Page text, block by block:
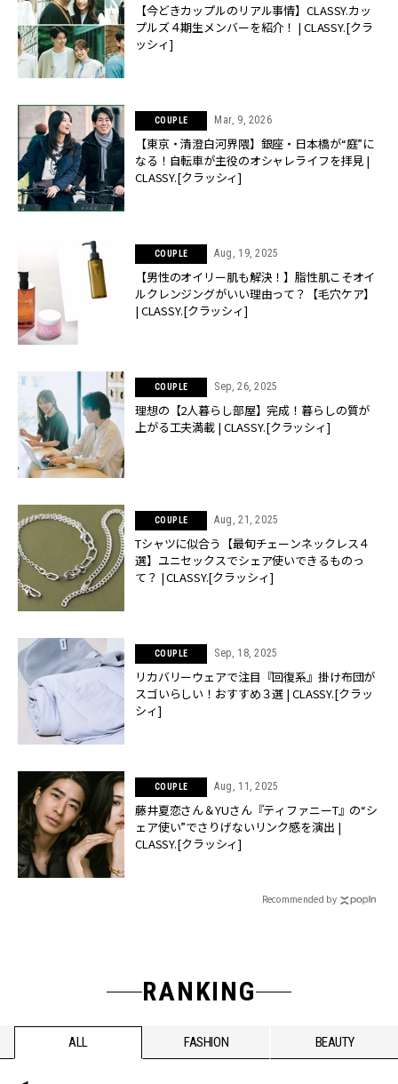
【今どきカップルのリアル事情】CLASSY.カッ
プルズ４期生メンバーを紹介！ | CLASSY.[クラ
ッシィ]
COUPLE Mar, 9, 2026
【東京・清澄白河界隈】銀座・日本橋が“庭”に
なる！自転車が主役のオシャレライフを拝見 |
CLASSY.[クラッシィ]
COUPLE Aug, 19, 2025
【男性のオイリー肌も解決！】脂性肌こそオイ
ルクレンジングがいい理由って？【毛穴ケア】
| CLASSY.[クラッシィ]
COUPLE Sep, 26, 2025
理想の【2人暮らし部屋】完成！暮らしの質が
上がる工夫満載 | CLASSY.[クラッシィ]
COUPLE Aug, 21, 2025
Tシャツに似合う【最旬チェーンネックレス４
選】ユニセックスでシェア使いできるものっ
て？ | CLASSY.[クラッシィ]
COUPLE Sep, 18, 2025
リカバリーウェアで注目『回復系』掛け布団が
スゴいらしい！おすすめ３選 | CLASSY.[クラッ
シィ]
COUPLE Aug, 11, 2025
藤井夏恋さん＆YUさん『ティファニーT』の“シ
ェア使い”でさりげないリンク感を演出 |
CLASSY.[クラッシィ]
Recommended by
RANKING
ALL FASHION BEAUTY